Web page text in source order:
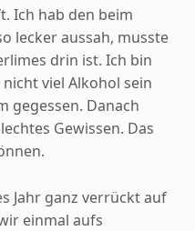
Ich hab den beim
lecker aussah, musste
drin ist. Ich bin
viel Alkohol sein
gegessen. Danach
Gewissen. Das
Jahr ganz verrückt auf
einmal aufs